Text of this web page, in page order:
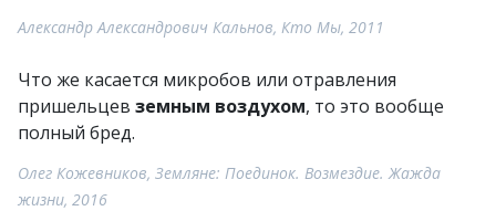
Александр Александрович Кальнов, Кто Мы, 2011
Что же касается микробов или отравления
пришельцев земным воздухом, то это вообще
полный бред.
Олег Кожевников, Земляне: Поединок. Возмездие. Жажда
жизни, 2016